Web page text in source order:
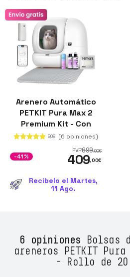
Arenero Automático
PETKIT Pura Max 2
Premium Kit - Con
tecnología xSecure e
incluye kit de
eliminación de olores -
208 (6 opiniones)
PVR699,00€
409,00€
-41%
Recíbelo el Martes,
11 Ago.
6 opiniones Bolsas
areneros PETKIT
- Rollo de 20